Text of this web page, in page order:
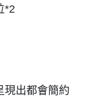
*2
現出都會簡約